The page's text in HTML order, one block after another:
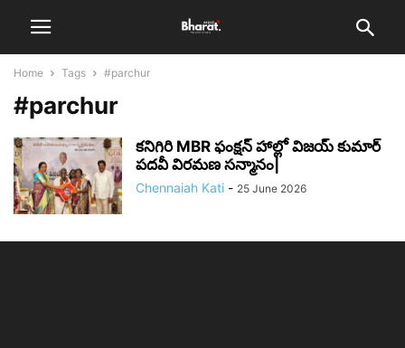
Home Tags #parchur
#parchur
కనిగిరి MBR ఫంక్షన్ హాల్లో విజయ్ కుమార్
పదవీ విరమణ సన్మానం|
Chennaiah Kati - 25 June 2026